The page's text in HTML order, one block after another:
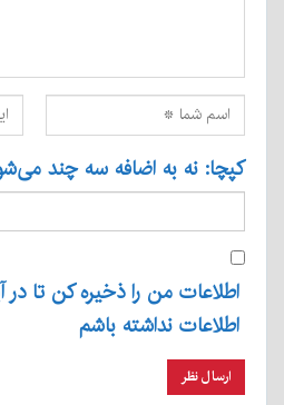
کپچا: نه به اضافه سه چند
اطلاعات من را ذخیره کن تا در
اطلاعات نداشته باشم